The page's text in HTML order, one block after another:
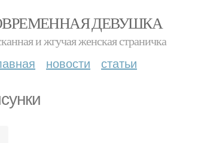
ДЕВУШКА
и жгучая женская страничка
новости статьи